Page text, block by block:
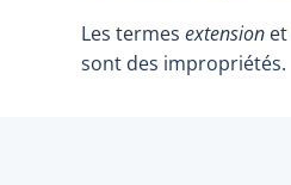
Les termes extension et
sont des impropriétés.